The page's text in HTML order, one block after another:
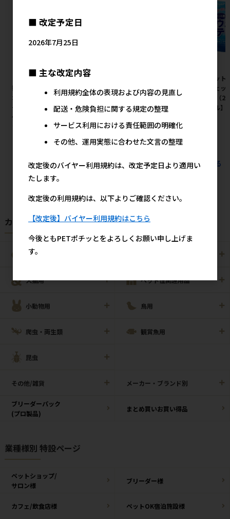
［ジェックス(直送：小動物・
観賞魚)］メダカ元気 プロバイ
オフードクリア 130g ※メーカ
ー直送となります。※発注単
位・最低ご購入金額にご注意下
参考上代
590円
る紙の猫砂 10L
［ペッ
いウェ
×3P（
セール】
すべてのおすすめ商品を見る
カテゴリから探す
犬用
犬猫用 ペット住関連用品
小動物用 鳥用
爬虫・両生類 観賞魚用
昆虫
その他/雑貨 メーカー・ブランド別
ブリーダーパック
(プロ製品)
まとめ買いお買い得品
業種様別 特設ページ
ペットショップ/
サロン様
ブリーダー様
カフェ/飲食店様 ペットOK宿泊施設様
■ 改定予定日
2026年7月25日
■ 主な改定内容
利用規約全体の表現および内容の見直し
配送・危険負担に関する規定の整理
サービス利用における責任範囲の明確化
その他、運用実態に合わせた文言の整理
改定後のバイヤー利用規約は、改定予定日より適用い
たします。
改定後の利用規約は、以下よりご確認ください。
【改定後】バイヤー利用規約はこちら
今後ともPETポチッとをよろしくお願い申し上げま
す。